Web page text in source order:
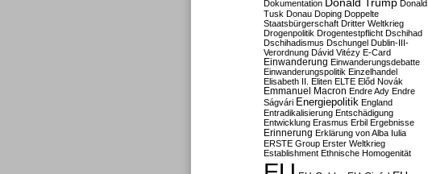
Dokumentation
Donald
Tusk Donau Doping Doppelte
Staatsbürgerschaft Dritter Weltkrieg
Drogenpolitik Drogentestpflicht Dschihad
Dschihadismus Dschungel Dublin-III-
Verordnung Dávid Vitézy E-Card
Einwanderung Einwanderungsdebatte
Einwanderungspolitik Einzelhandel
Elisabeth II. Eliten ELTE Előd Novák
Emmanuel Macron Endre Ady Endre
Ságvári Energiepolitik England
Entradikalisierung Entschädigung
Entwicklung Erasmus Erbil Ergebnisse
Erinnerung Erklärung von Alba Iulia
ERSTE Group Erster Weltkrieg
Establishment Ethnische Homogenität